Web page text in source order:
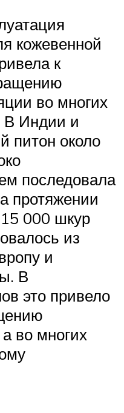
кожевенной
к
во многих
В Индии и
питон около
последовала
протяжении
000 шкур
из
и
В
это привело
во многих